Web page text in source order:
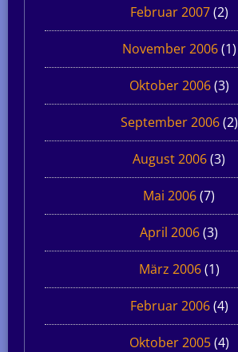
Februar 2007(2)
November 2006(1)
Oktober 2006(3)
September 2006(2)
August 2006(3)
Mai 2006(7)
April 2006(3)
März 2006(1)
Februar 2006(4)
Oktober 2005(4)